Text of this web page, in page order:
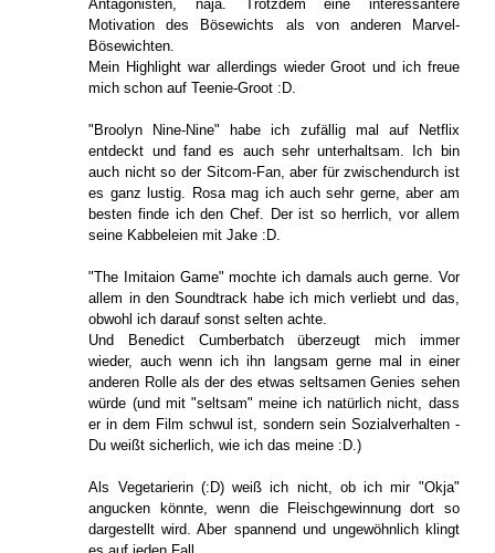
Antagonisten, naja. Trotzdem eine interessantere
Motivation des Bösewichts als von anderen Marvel-
Bösewichten.
Mein Highlight war allerdings wieder Groot und ich freue
mich schon auf Teenie-Groot :D.
"Broolyn Nine-Nine" habe ich zufällig mal auf Netflix
entdeckt und fand es auch sehr unterhaltsam. Ich bin
auch nicht so der Sitcom-Fan, aber für zwischendurch ist
es ganz lustig. Rosa mag ich auch sehr gerne, aber am
besten finde ich den Chef. Der ist so herrlich, vor allem
seine Kabbeleien mit Jake :D.
"The Imitaion Game" mochte ich damals auch gerne. Vor
allem in den Soundtrack habe ich mich verliebt und das,
obwohl ich darauf sonst selten achte.
Und Benedict Cumberbatch überzeugt mich immer
wieder, auch wenn ich ihn langsam gerne mal in einer
anderen Rolle als der des etwas seltsamen Genies sehen
würde (und mit "seltsam" meine ich natürlich nicht, dass
er in dem Film schwul ist, sondern sein Sozialverhalten -
Du weißt sicherlich, wie ich das meine :D.)
Als Vegetarierin (:D) weiß ich nicht, ob ich mir "Okja"
angucken könnte, wenn die Fleischgewinnung dort so
dargestellt wird. Aber spannend und ungewöhnlich klingt